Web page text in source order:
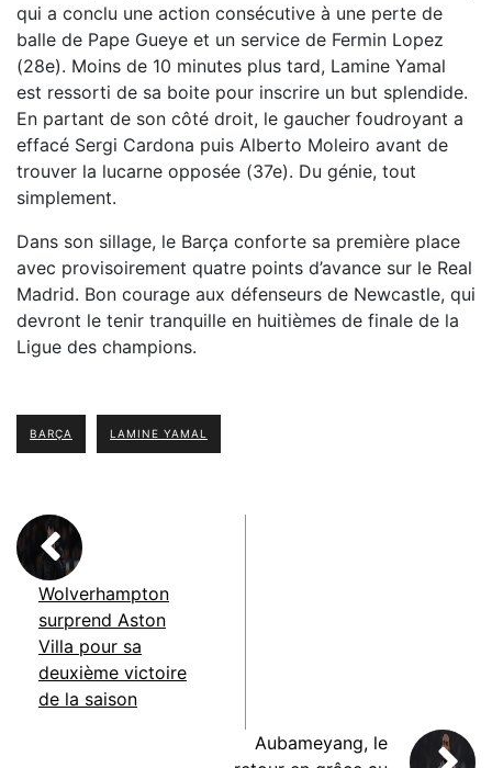
qui a conclu une action consécutive à une perte de
balle de Pape Gueye et un service de Fermin Lopez
(28e). Moins de 10 minutes plus tard, Lamine Yamal
est ressorti de sa boite pour inscrire un but splendide.
En partant de son côté droit, le gaucher foudroyant a
effacé Sergi Cardona puis Alberto Moleiro avant de
trouver la lucarne opposée (37e). Du génie, tout
simplement.
Dans son sillage, le Barça conforte sa première place
avec provisoirement quatre points d’avance sur le Real
Madrid. Bon courage aux défenseurs de Newcastle, qui
devront le tenir tranquille en huitièmes de finale de la
Ligue des champions.
BARÇA LAMINE YAMAL
Wolverhampton
surprend Aston
Villa pour sa
deuxième victoire
de la saison
Aubameyang, le